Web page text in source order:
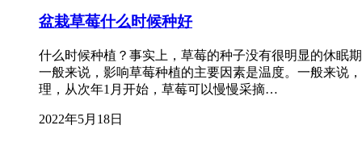
盆栽草莓什么时候种好
什么时候种植？事实上，草莓的种子没有很明显的休眠
一般来说，影响草莓种植的主要因素是温度。一般来说
理，从次年1月开始，草莓可以慢慢采摘…
2022年5月18日